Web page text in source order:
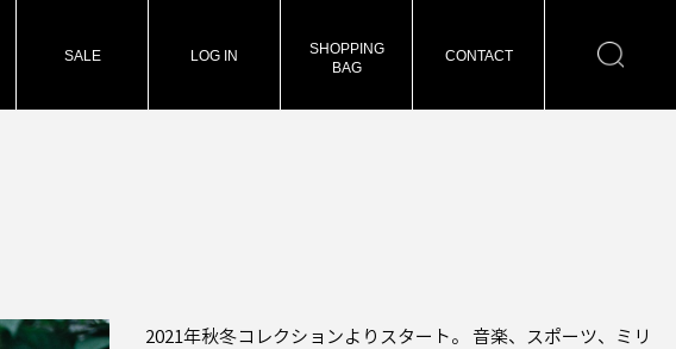
SALE LOG IN
SHOPPING
BAG
CONTACT
2021年秋冬コレクションよりスタート。 音楽、スポーツ、ミリ